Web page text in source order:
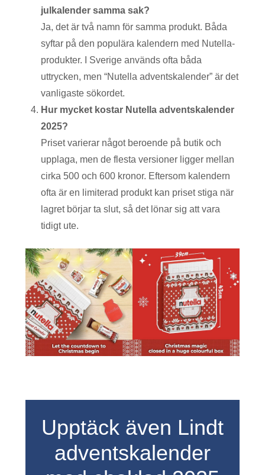
julkalender samma sak?
Ja, det är två namn för samma produkt. Båda
syftar på den populära kalendern med Nutella-
produkter. I Sverige används ofta båda
uttrycken, men “Nutella adventskalender” är det
vanligaste sökordet.
Hur mycket kostar Nutella adventskalender
2025?
Priset varierar något beroende på butik och
upplaga, men de flesta versioner ligger mellan
cirka 500 och 600 kronor. Eftersom kalendern
ofta är en limiterad produkt kan priset stiga när
lagret börjar ta slut, så det lönar sig att vara
tidigt ute.
Upptäck även Lindt
adventskalender